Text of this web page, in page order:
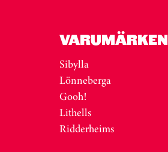
VARUMÄRKEN
Sibylla
Lönneberga
Gooh!
Lithells
Ridderheims